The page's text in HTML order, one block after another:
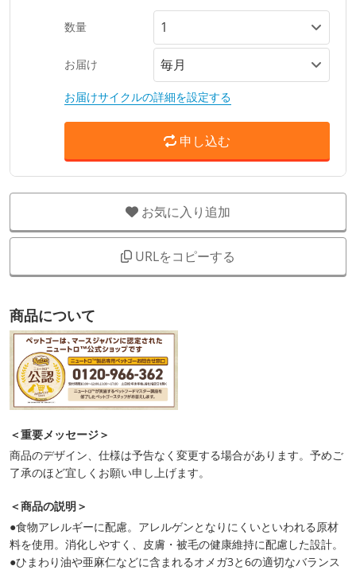
数量
お届け
お届けサイクルの詳細を設定する
申し込む
お気に入り追加
URLをコピーする
商品について
＜重要メッセージ＞
商品のデザイン、仕様は予告なく変更する場合があります。予めご
了承のほど宜しくお願い申し上げます。
＜商品の説明＞
●食物アレルギーに配慮。アレルゲンとなりにくいといわれる原材
料を使用。消化しやすく、皮膚・被毛の健康維持に配慮した設計。
●ひまわり油や亜麻仁などに含まれるオメガ3と6の適切なバランス